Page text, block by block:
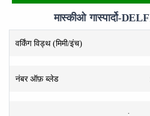
मास्कीओ गास्पार्दो-
वर्किंग विड्थ (मिमी/इंच)
नंबर ऑफ़ ब्लेड